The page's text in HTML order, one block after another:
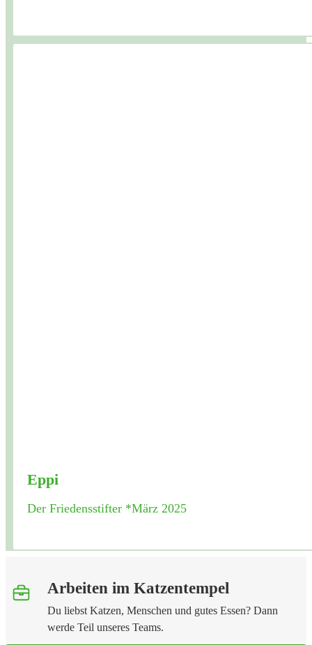
Eppi
Der Friedensstifter *März 2025
Arbeiten im Katzentempel
Du liebst Katzen, Menschen und gutes Essen? Dann
werde Teil unseres Teams.